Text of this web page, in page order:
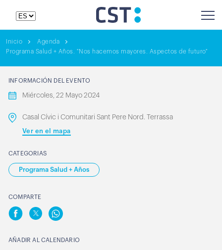
Inicio
Agenda
Programa Salud + Años. "Nos hacemos mayores. Aspectos de futuro"
INFORMACIÓN DEL EVENTO
Miércoles, 22 Mayo 2024
Casal Cívic i Comunitari Sant Pere Nord. Terrassa
Ver en el mapa
CATEGORIAS
Programa Salud + Años
COMPARTE
AÑADIR AL CALENDARIO